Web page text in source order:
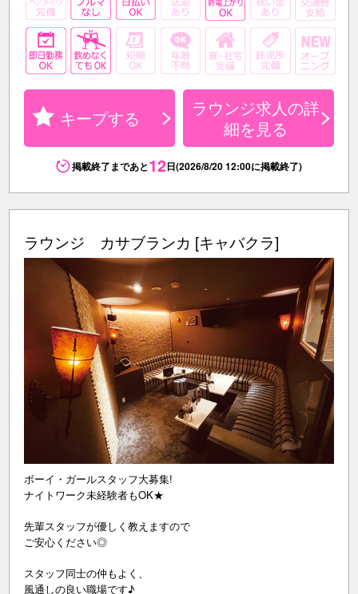
キープする
ラウンジ求人の詳
細を見る
掲載終了まであと12日(2026/8/20 12:00に掲載終了)
ラウンジ カサブランカ [キャバクラ]
ボーイ・ガールスタッフ大募集!
ナイトワーク未経験者もOK★
先輩スタッフが優しく教えますので
ご安心ください◎
スタッフ同士の仲もよく、
風通しの良い職場です♪